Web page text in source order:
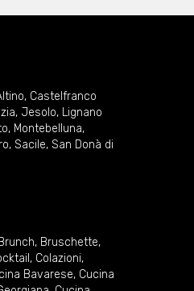
, Castelfranco
, Jesolo, Lignano
, Montebelluna,
, Sacile, San Donà di
Brunch, Bruschette,
, Colazioni,
Bavarese, Cucina